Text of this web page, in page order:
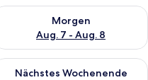
Nacht, Aug. 6 - Aug. 7.
Morgen
Aug. 7 - Aug. 8
die Verfügbarkeit
Wochenende, Aug. 7
Nächstes Wochenende
die Verfügbarkeit